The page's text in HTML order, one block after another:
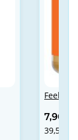
Feel Fit
7,90 €
39,50 €